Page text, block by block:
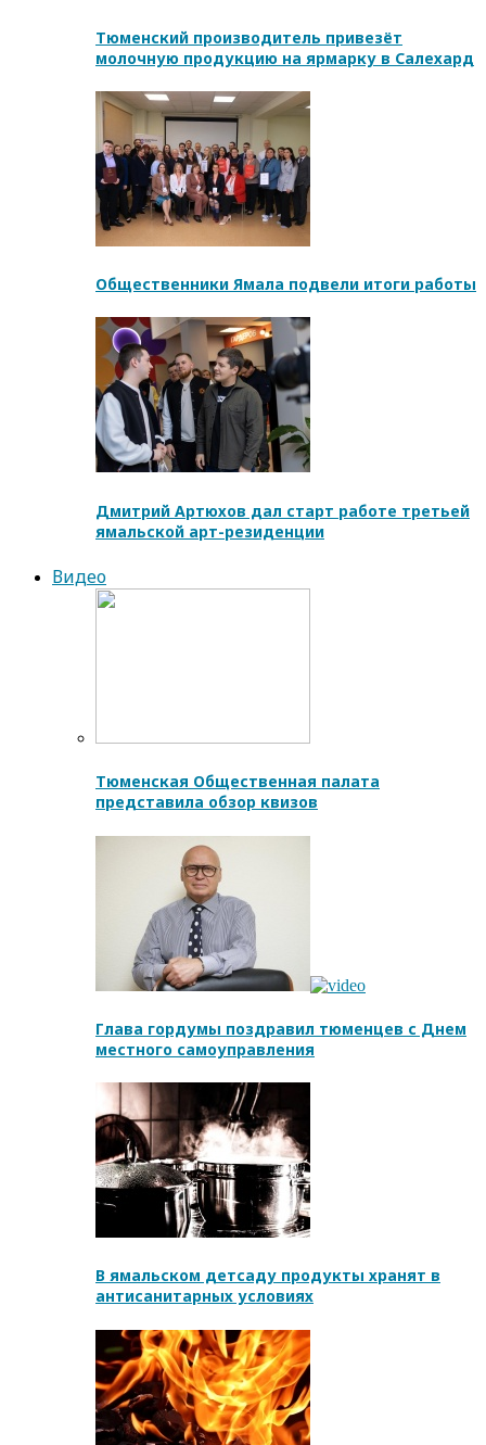
Тюменский производитель привезёт
молочную продукцию на ярмарку в Салехард
Общественники Ямала подвели итоги работы
Дмитрий Артюхов дал старт работе третьей
ямальской арт-резиденции
Видео
Тюменская Общественная палата
представила обзор квизов
Глава гордумы поздравил тюменцев с Днем
местного самоуправления
В ямальском детсаду продукты хранят в
антисанитарных условиях